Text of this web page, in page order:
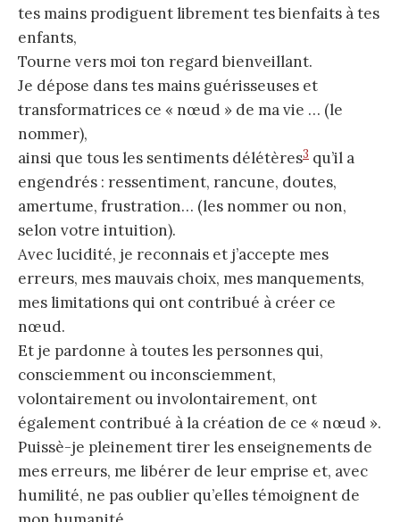
tes mains prodiguent librement tes bienfaits à tes
enfants,
Tourne vers moi ton regard bienveillant.
Je dépose dans tes mains guérisseuses et
transformatrices ce « nœud » de ma vie … (le
nommer),
ainsi que tous les sentiments délétères3 qu’il a
engendrés : ressentiment, rancune, doutes,
amertume, frustration… (les nommer ou non,
selon votre intuition).
Avec lucidité, je reconnais et j’accepte mes
erreurs, mes mauvais choix, mes manquements,
mes limitations qui ont contribué à créer ce
nœud.
Et je pardonne à toutes les personnes qui,
consciemment ou inconsciemment,
volontairement ou involontairement, ont
également contribué à la création de ce « nœud ».
Puissè-je pleinement tirer les enseignements de
mes erreurs, me libérer de leur emprise et, avec
humilité, ne pas oublier qu’elles témoignent de